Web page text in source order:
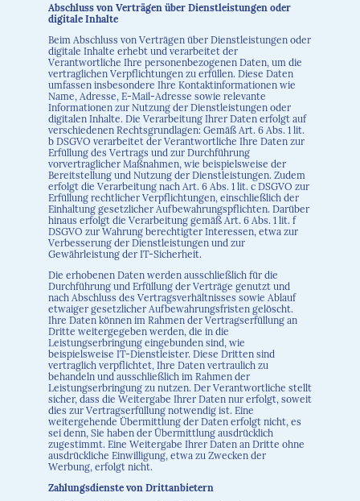
Abschluss von Verträgen über Dienstleistungen oder
digitale Inhalte
Beim Abschluss von Verträgen über Dienstleistungen oder
digitale Inhalte erhebt und verarbeitet der
Verantwortliche Ihre personenbezogenen Daten, um die
vertraglichen Verpflichtungen zu erfüllen. Diese Daten
umfassen insbesondere Ihre Kontaktinformationen wie
Name, Adresse, E-Mail-Adresse sowie relevante
Informationen zur Nutzung der Dienstleistungen oder
digitalen Inhalte. Die Verarbeitung Ihrer Daten erfolgt auf
verschiedenen Rechtsgrundlagen: Gemäß Art. 6 Abs. 1 lit.
b DSGVO verarbeitet der Verantwortliche Ihre Daten zur
Erfüllung des Vertrags und zur Durchführung
vorvertraglicher Maßnahmen, wie beispielsweise der
Bereitstellung und Nutzung der Dienstleistungen. Zudem
erfolgt die Verarbeitung nach Art. 6 Abs. 1 lit. c DSGVO zur
Erfüllung rechtlicher Verpflichtungen, einschließlich der
Einhaltung gesetzlicher Aufbewahrungspflichten. Darüber
hinaus erfolgt die Verarbeitung gemäß Art. 6 Abs. 1 lit. f
DSGVO zur Wahrung berechtigter Interessen, etwa zur
Verbesserung der Dienstleistungen und zur
Gewährleistung der IT-Sicherheit.
Die erhobenen Daten werden ausschließlich für die
Durchführung und Erfüllung der Verträge genutzt und
nach Abschluss des Vertragsverhältnisses sowie Ablauf
etwaiger gesetzlicher Aufbewahrungsfristen gelöscht.
Ihre Daten können im Rahmen der Vertragserfüllung an
Dritte weitergegeben werden, die in die
Leistungserbringung eingebunden sind, wie
beispielsweise IT-Dienstleister. Diese Dritten sind
vertraglich verpflichtet, Ihre Daten vertraulich zu
behandeln und ausschließlich im Rahmen der
Leistungserbringung zu nutzen. Der Verantwortliche stellt
sicher, dass die Weitergabe Ihrer Daten nur erfolgt, soweit
dies zur Vertragserfüllung notwendig ist. Eine
weitergehende Übermittlung der Daten erfolgt nicht, es
sei denn, Sie haben der Übermittlung ausdrücklich
zugestimmt. Eine Weitergabe Ihrer Daten an Dritte ohne
ausdrückliche Einwilligung, etwa zu Zwecken der
Werbung, erfolgt nicht.
Zahlungsdienste von Drittanbietern